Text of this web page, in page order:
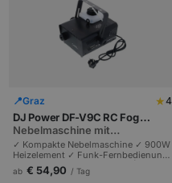
📍Graz ★4
DJ Power DF-V9C RC Fog
Machine
Nebelmaschine mit
Funkfernbedienung
✓ Kompakte Nebelmaschine ✓ 900W
Heizelement ✓ Funk-Fernbedienung
✓ Nebelflüssigkeit inklusive | 1l Tank
| LCD-Display | Timer-Intervall
ab € 54,90 / Tag